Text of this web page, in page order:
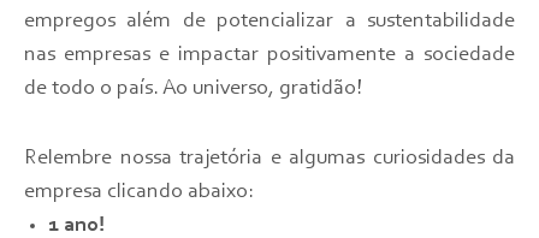
empregos além de potencializar a sustentabilidade
nas empresas e impactar positivamente a sociedade
de todo o país. Ao universo, gratidão!
Relembre nossa trajetória e algumas curiosidades da
empresa clicando abaixo:
1 ano!